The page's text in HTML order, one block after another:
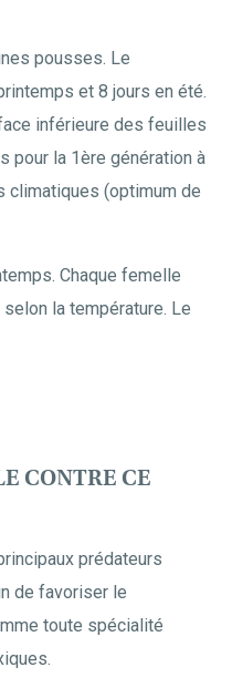
pousses. Le
et 8 jours en été.
inférieure des feuilles
pour la 1ère génération à
climatiques (optimum de
Chaque femelle
la température. Le
CONTRE CE
prédateurs
de favoriser le
toute spécialité